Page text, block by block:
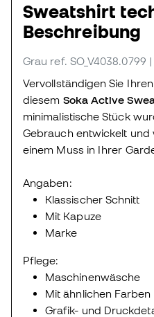
Sweatshirt
Beschreibung
Grau ref. SO_V4038.0799
Vervollständigen Sie
diesem Soka Active
minimalistische Stück
Gebrauch entwickelt und
einem Muss in Ihrer
Angaben:
Klassischer Schnitt
Mit Kapuze
Marke
Pflege:
Maschinenwäsche
Mit ähnlichen
Grafik- und